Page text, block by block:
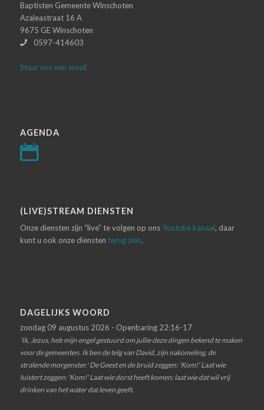
Baptisten Gemeente Winschoten
Azaleastraat 16 A
9675 GE Winschoten
0597-414603
Stuur ons een email
AGENDA
(LIVE)STREAM DIENSTEN
Onze diensten zijn “live” te volgen op onsYoutube kanaal, daar
kunt u ook onze diensten terug zien.
DAGELIJKS WOORD
zondag 09 augustus 2026 - Openbaring 22:16-17
'Ik, Jezus, heb mijn engel gestuurd om jullie deze dingen bekend te maken
voor de gemeenten. Ik ben de telg van David, zijn nakomeling, de
stralende morgenster.' De Geest en de bruid zeggen: 'Kom!' Laat wie
luistert zeggen: 'Kom!' Laat wie dorst heeft komen; laat wie dat wil vrij
drinken van het water dat leven geeft.